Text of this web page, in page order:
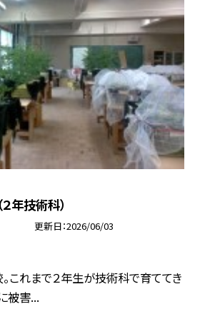
年技術科）
更新日 2026/06/03
これまで２年生が技術科で育ててき
被害...